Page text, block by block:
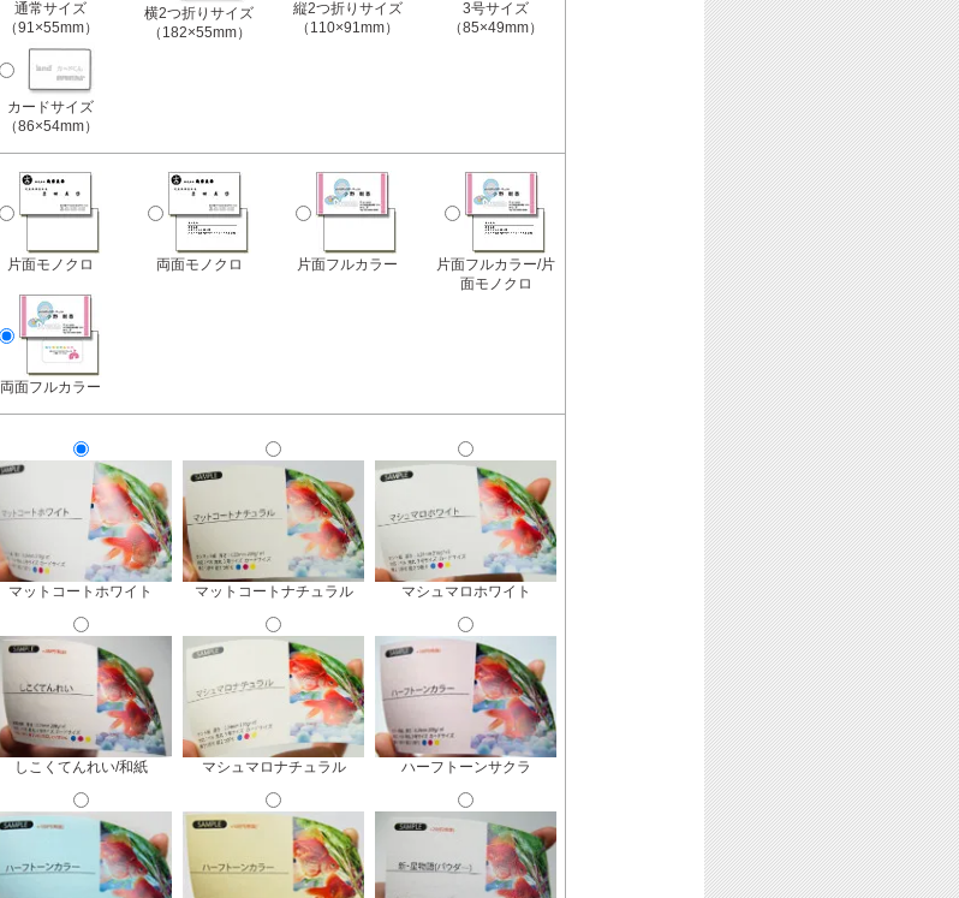
通常サイズ
（91×55mm）
横2つ折りサイズ
（182×55mm）
縦2つ折りサイズ
（110×91mm）
3号サイズ
（85×49mm）
カードサイズ
（86×54mm）
片面モノクロ 両面モノクロ 片面フルカラー
片面フルカラー/片
面モノクロ
両面フルカラー
マットコートホワイト マットコートナチュラル マシュマロホワイト
しこくてんれい/和紙 マシュマロナチュラル ハーフトーンサクラ